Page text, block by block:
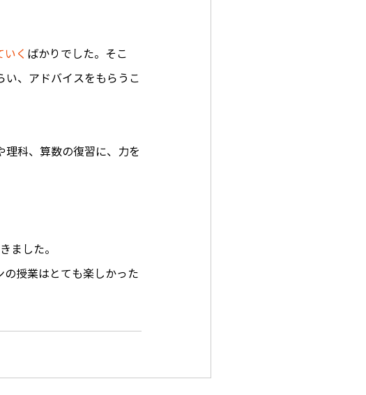
いく ばかりでした。そこ
い、アドバイスをもらうこ
科、算数の復習に、力を
ました。
授業はとても楽しかった